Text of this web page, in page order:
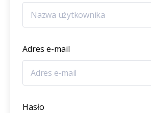
Adres e-mail
Hasło